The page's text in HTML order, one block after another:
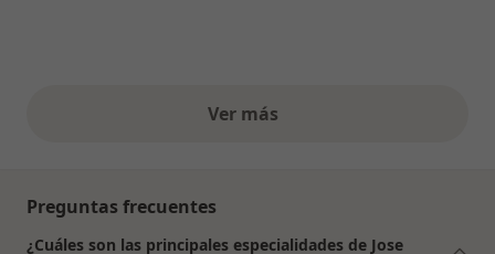
Ver másopiniones anteriores
Preguntas frecuentes
¿Cuáles son las principales especialidades de Jose